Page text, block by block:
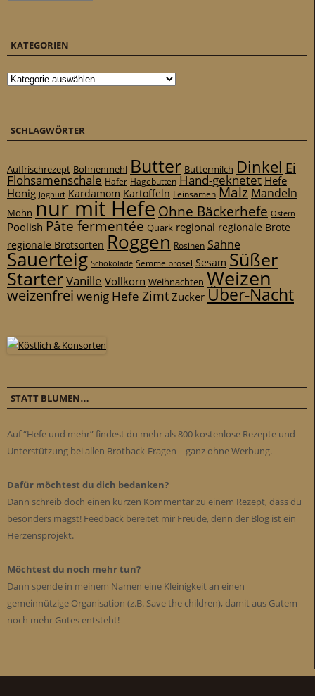
KATEGORIEN
Kategorien
SCHLAGWÖRTER
Auffrischrezept Bohnenmehl Butter Buttermilch Dinkel Ei
Flohsamenschale Hafer Hagebutten Hand-geknetet Hefe
Honig Joghurt Kardamom Kartoffeln Leinsamen Malz Mandeln
Mohn nur mit Hefe Ohne Bäckerhefe Ostern
Poolish Pâte fermentée Quark regional regionale Brote
regionale Brotsorten Roggen Rosinen Sahne
Sauerteig Schokolade Semmelbrösel Sesam Süßer
StarterVanille Vollkorn Weihnachten Weizen
weizenfrei wenig Hefe ZimtZuckerÜber-Nacht
STATT BLUMEN…
Auf “Hefe und mehr” findest du mehr als 800 kostenlose Rezepte und
Unterstützung bei allen Brotback-Fragen – ganz ohne Werbung.
Dafür möchtest du dich bedanken?
Dann schreib doch einen kurzen Kommentar zu einem Rezept, dass du
besonders magst! Feedback bereitet mir Freude, denn der Blog ist ein
Herzensprojekt.
Möchtest du noch mehr tun?
Dann spende in meinem Namen eine Kleinigkeit an einen
gemeinnützige Organisation (z.B. Save the children), damit aus Gutem
noch mehr Gutes entsteht!